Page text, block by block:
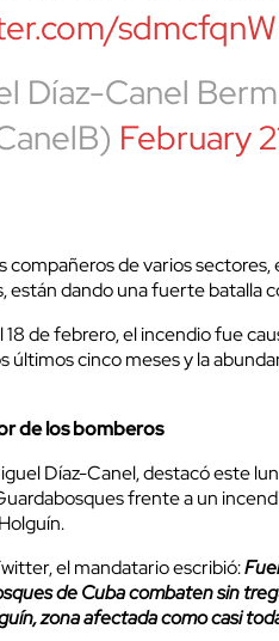
Díaz-Canel
February
compañeros de varios sectores,
están dando una fuerte batalla
de febrero, el incendio fue
últimos cinco meses y la
de los bomberos
Díaz-Canel, destacó este
frente a un
el mandatario escribió:
de Cuba combaten sin
zona afectada como casi